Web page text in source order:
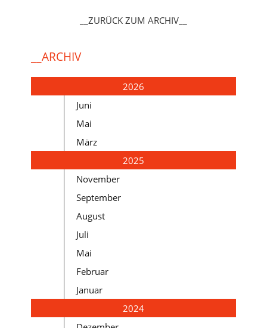
__ZURÜCK ZUM ARCHIV__
__ARCHIV
2026
Juni
Mai
März
2025
November
September
August
Juli
Mai
Februar
Januar
2024